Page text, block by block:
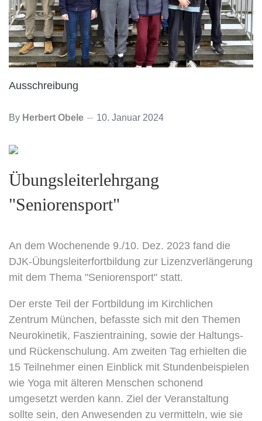
Ausschreibung
By Herbert Obele 10. Januar 2024
Übungsleiterlehrgang
"Seniorensport"
An dem Wochenende 9./10. Dez. 2023 fand die
DJK-Übungsleiterfortbildung zur Lizenzverlängerung
mit dem Thema "Seniorensport" statt.
Der erste Teil der Fortbildung im Kirchlichen
Zentrum München, befasste sich mit den Themen
Neurokinetik, Faszientraining, sowie der Haltungs-
und Rückenschulung. Am zweiten Tag erhielten die
15 Teilnehmer einen Einblick mit Stundenbeispielen
wie Yoga mit älteren Menschen schonend
umgesetzt werden kann. Ziel der Veranstaltung
sollte sein, den Anwesenden zu vermitteln, wie sie